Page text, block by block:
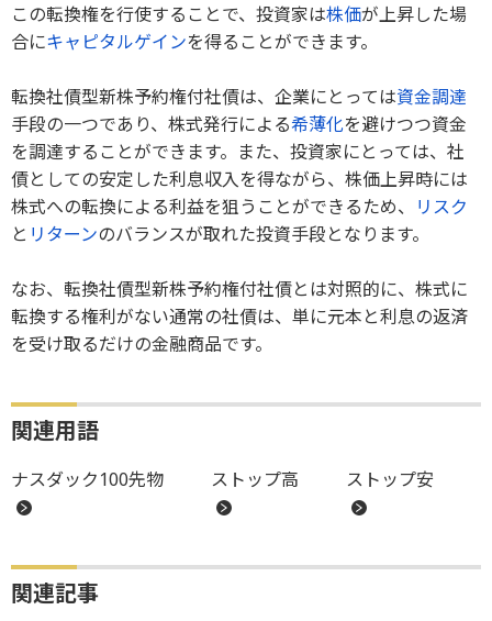
この転換権を行使することで、投資家は株価が上昇した場
合にキャピタルゲインを得ることができます。
転換社債型新株予約権付社債は、企業にとっては資金調達
手段の一つであり、株式発行による希薄化を避けつつ資金
を調達することができます。また、投資家にとっては、社
債としての安定した利息収入を得ながら、株価上昇時には
株式への転換による利益を狙うことができるため、 リスク
と リターンのバランスが取れた投資手段となります。
なお、転換社債型新株予約権付社債とは対照的に、株式に
転換する権利がない通常の社債は、単に元本と利息の返済
を受け取るだけの金融商品です。
関連用語
ナスダック100先物 ストップ高 ストップ安
関連記事